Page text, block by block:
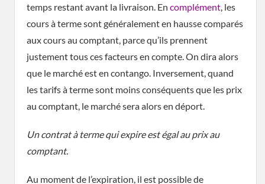
temps restant avant la livraison. En complément, les
cours à terme sont généralement en hausse comparés
aux cours au comptant, parce qu’ils prennent
justement tous ces facteurs en compte. On dira alors
que le marché est en contango. Inversement, quand
les tarifs à terme sont moins conséquents que les prix
au comptant, le marché sera alors en déport.
Un contrat à terme qui expire est égal au prix au
comptant.
Au moment de l’expiration, il est possible de